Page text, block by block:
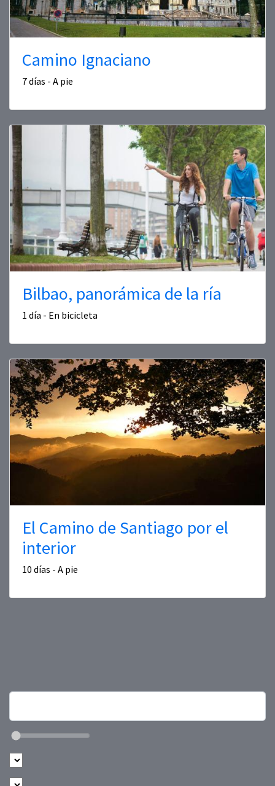
Camino Ignaciano
7 días - A pie
Bilbao, panorámica de la ría
1 día - En bicicleta
El Camino de Santiago por el
interior
10 días - A pie